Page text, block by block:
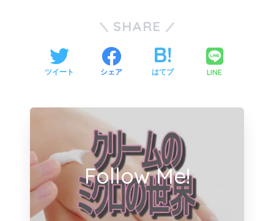
SHARE
ツイート シェア はてブ LINE
Follow Me!